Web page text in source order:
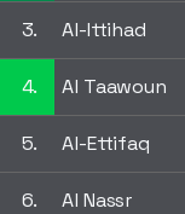
3. Al-Ittihad
4. Al Taawoun
5. Al-Ettifaq
6. Al Nassr